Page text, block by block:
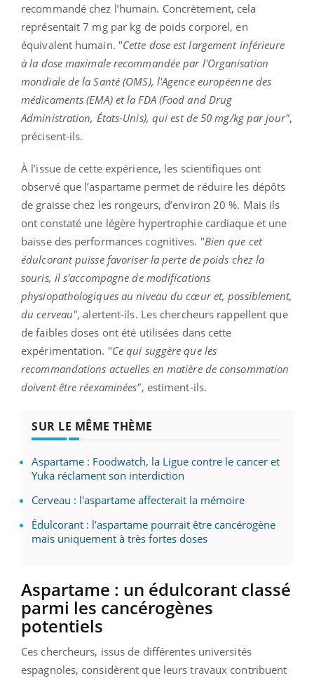
recommandé chez l’humain. Concrètement, cela
représentait 7 mg par kg de poids corporel, en
équivalent humain. "Cette dose est largement inférieure
à la dose maximale recommandée par l'Organisation
mondiale de la Santé (OMS), l'Agence européenne des
médicaments (EMA) et la FDA (Food and Drug
Administration, États-Unis), qui est de 50 mg/kg par jour",
précisent-ils.
À l’issue de cette expérience, les scientifiques ont
observé que l’aspartame permet de réduire les dépôts
de graisse chez les rongeurs, d’environ 20 %. Mais ils
ont constaté une légère hypertrophie cardiaque et une
baisse des performances cognitives. "Bien que cet
édulcorant puisse favoriser la perte de poids chez la
souris, il s'accompagne de modifications
physiopathologiques au niveau du cœur et, possiblement,
du cerveau", alertent-ils. Les chercheurs rappellent que
de faibles doses ont été utilisées dans cette
expérimentation. "Ce qui suggère que les
recommandations actuelles en matière de consommation
doivent être réexaminées", estiment-ils.
SUR LE MÊME THÈME
Aspartame : Foodwatch, la Ligue contre le cancer et
Yuka réclament son interdiction
Cerveau : l'aspartame affecterait la mémoire
Édulcorant : l’aspartame pourrait être cancérogène
mais uniquement à très fortes doses
Aspartame : un édulcorant classé
parmi les cancérogènes
potentiels
Ces chercheurs, issus de différentes universités
espagnoles, considèrent que leurs travaux contribuent